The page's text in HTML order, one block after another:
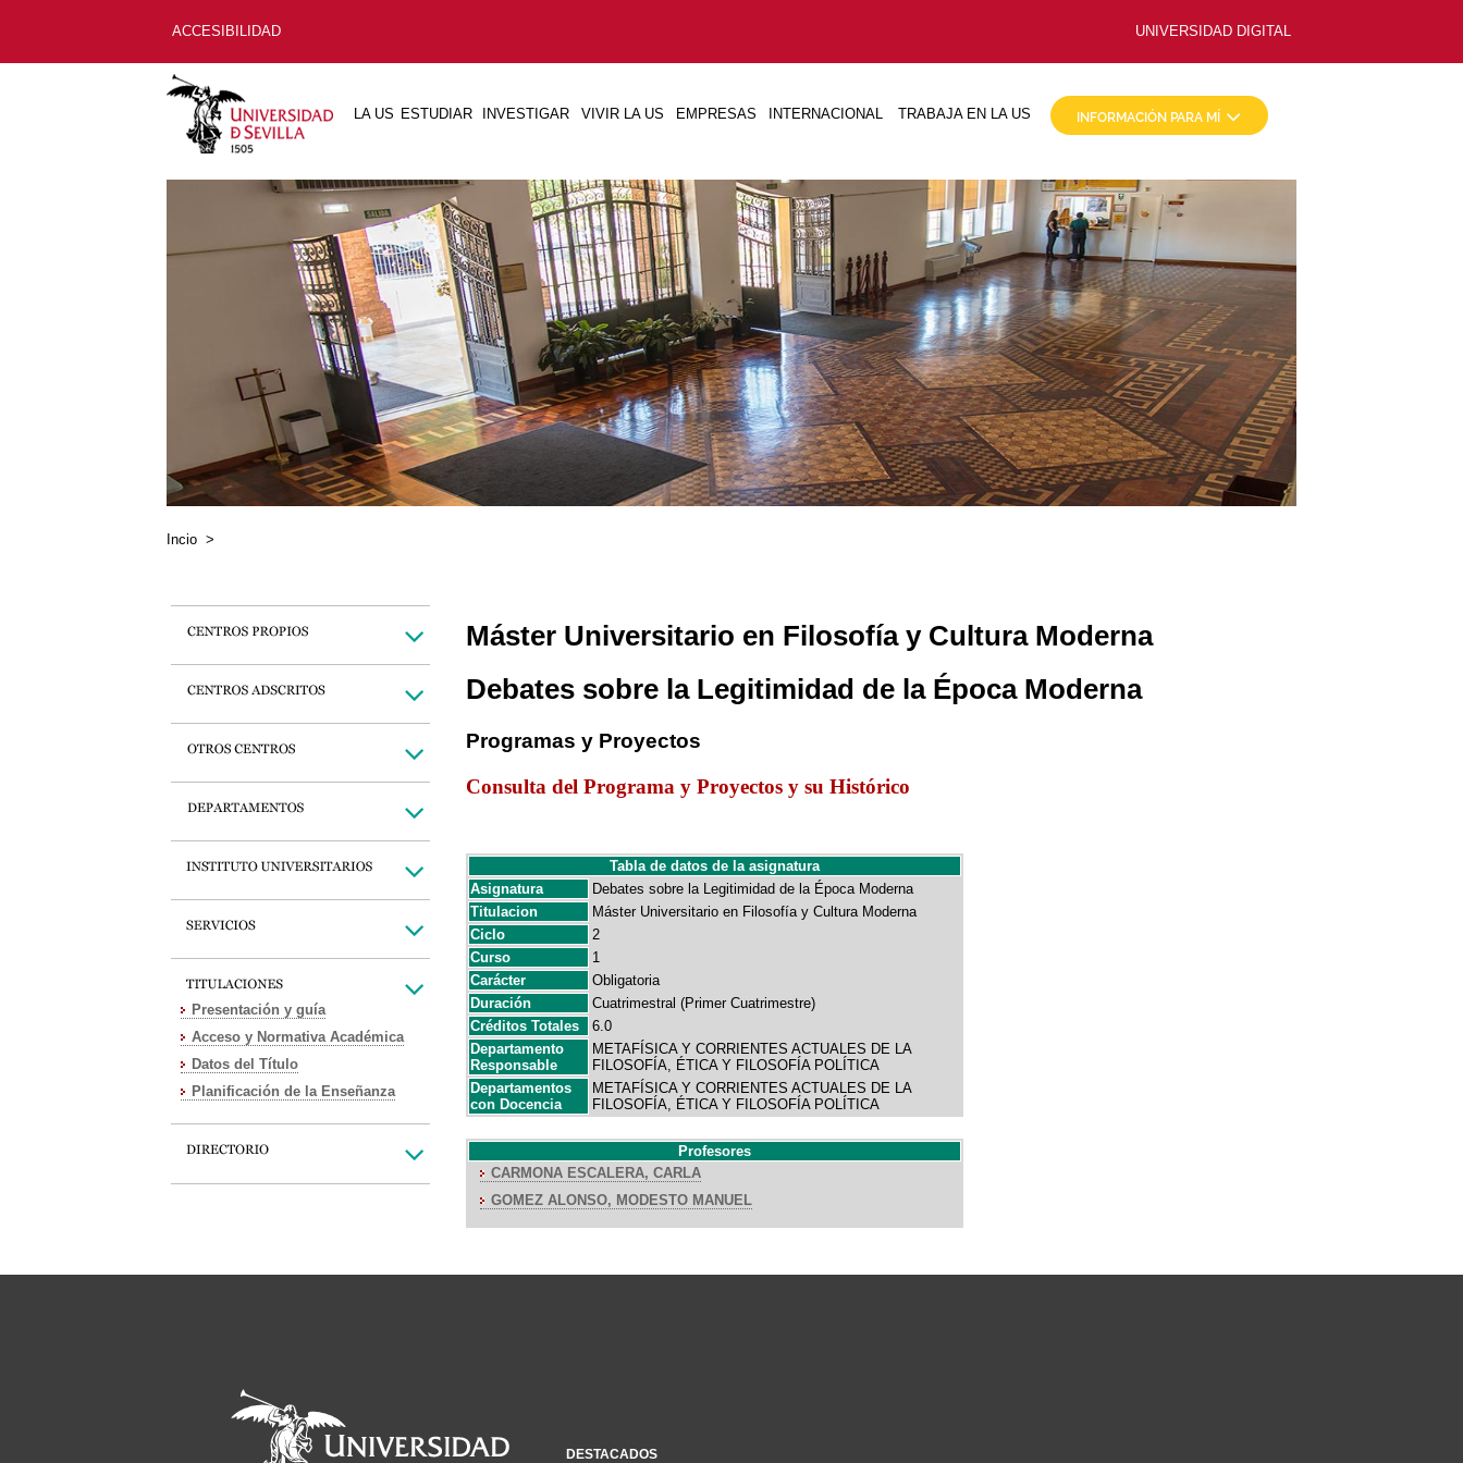
ACCESIBILIDAD UNIVERSIDAD DIGITAL
LA US ESTUDIAR INVESTIGAR VIVIR LA US EMPRESAS INTERNACIONAL TRABAJA EN LA US
Incio >
Presentación y guía
Acceso y Normativa Académica
Datos del Título
Planificación de la Enseñanza
Máster Universitario en Filosofía y Cultura Moderna
Debates sobre la Legitimidad de la Época Moderna
Programas y Proyectos
Consulta del Programa y Proyectos y su Histórico
Tabla de datos de la asignatura
Asignatura
Debates sobre la Legitimidad de la Época Moderna
Titulacion
Máster Universitario en Filosofía y Cultura Moderna
Ciclo
2
Curso
1
Carácter
Obligatoria
Duración
Cuatrimestral (Primer Cuatrimestre)
Créditos Totales
6.0
Departamento
Responsable
METAFÍSICA Y CORRIENTES ACTUALES DE LA
FILOSOFÍA, ÉTICA Y FILOSOFÍA POLÍTICA
Departamentos
con Docencia
METAFÍSICA Y CORRIENTES ACTUALES DE LA
FILOSOFÍA, ÉTICA Y FILOSOFÍA POLÍTICA
Profesores
CARMONA ESCALERA, CARLA
GOMEZ ALONSO, MODESTO MANUEL
DESTACADOS